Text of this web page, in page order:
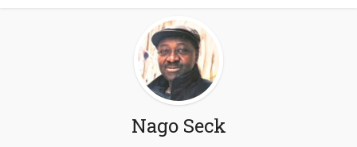
Nago Seck